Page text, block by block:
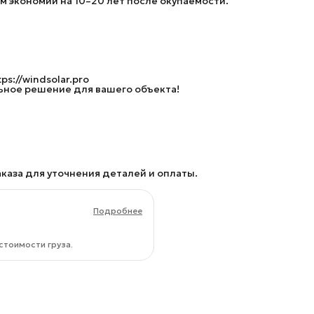
windsolar.pro
решение для вашего объекта!
для уточнения деталей и оплаты.
Подробнее
груза.